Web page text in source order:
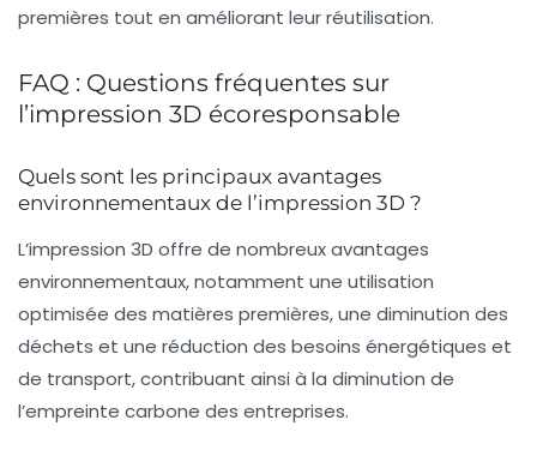
premières tout en améliorant leur réutilisation.
FAQ : Questions fréquentes sur
l’impression 3D écoresponsable
Quels sont les principaux avantages
environnementaux de l’impression 3D ?
L’impression 3D offre de nombreux avantages
environnementaux, notamment une utilisation
optimisée des matières premières, une diminution des
déchets et une réduction des besoins énergétiques et
de transport, contribuant ainsi à la diminution de
l’empreinte carbone des entreprises.